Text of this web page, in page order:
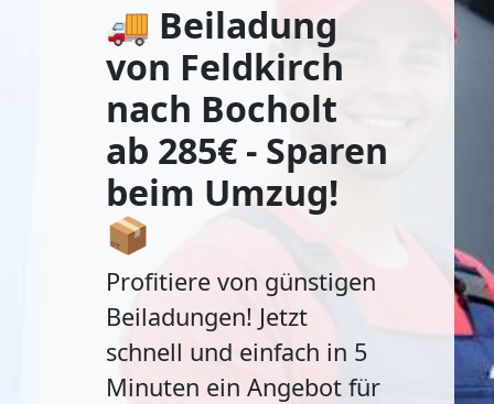
🚚 Beiladung
von Feldkirch
nach Bocholt
ab 285€ - Sparen
beim Umzug!
📦
Profitiere von günstigen
Beiladungen! Jetzt
schnell und einfach in 5
Minuten ein Angebot für